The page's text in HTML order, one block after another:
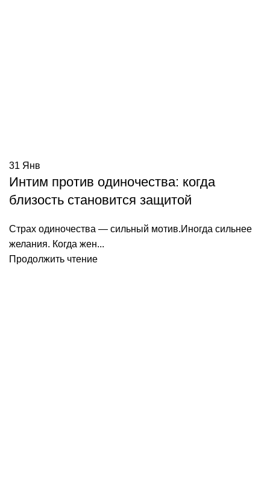
31 Янв
Интим против одиночества: когда
близость становится защитой
Страх одиночества — сильный мотив.Иногда сильнее
желания. Когда жен...
Продолжить чтение